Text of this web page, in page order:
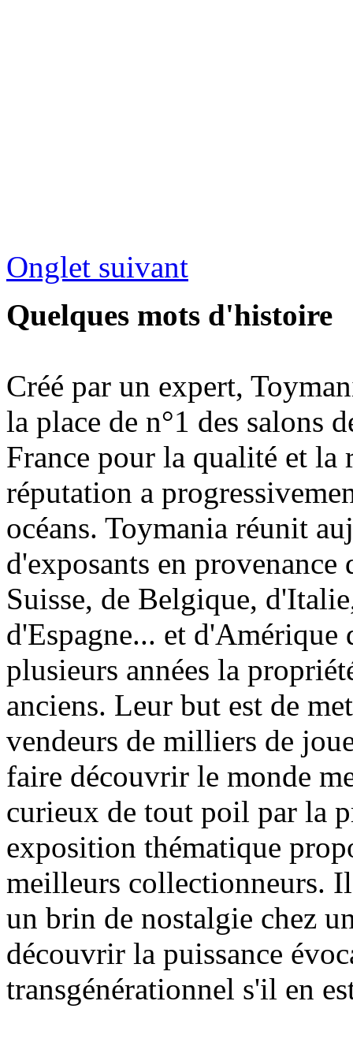
Onglet suivant
Quelques mots d'histoire
Créé par un expert,
la place de n°1 des salons
France pour la qualité et la
réputation a
océans. Toymania réunit
d'exposants en
Suisse, de Belgique,
d'Espagne... et
plusieurs années la
anciens. Leur but est de
vendeurs de milliers de
faire découvrir le monde
curieux de tout poil par la
exposition thématique
meilleurs collectionneurs.
un brin de nostalgie chez
découvrir la puissance
transgénérationnel s'il en